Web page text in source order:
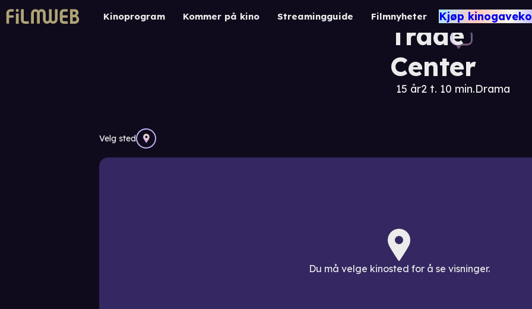
Kinoprogram Kommer på kino Streamingguide Filmnyheter Kjøp
Trade
Center
15 år2 t. 10 min.Drama
Velg sted
Du må velge kinosted for å se visninger.